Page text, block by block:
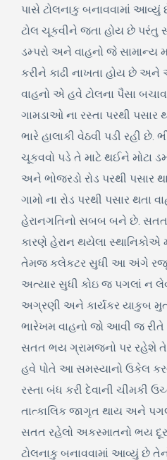
પાસે ટોલનાકુ બનાવવામાં
ટોલ ચૂકવીને જતા હોય છે પરંતુ
ડમ્પરો અને વાહનો જે સામાન્ય
કરીને કાઢી નાખતા હોય છે
વાહનો એ હવે ટોલના પૈસા
ગામડાઓ ના રસ્તા પરથી પસાર
ભારે હાલાકી વેઠવી પડી રહી છે.
ચૂકવવો પડે તે માટે થઈને મોટા
અને ભોજરડો રોડ પરથી પસાર
ગામો ના રોડ પરથી પસાર થતા
હેરાનગતિનો સબબ બને છે.
કારણે હેરાન થયેલા સ્થાનિકોએ
તેમજ કલેકટર સુધી આ અંગે
અત્યાર સુધી કોઇ જ પગલાં ન
અગ્રણી અને કાર્યકર યાકુબ
ભારેખમ વાહનો જો આવી જ
સતત ભય ગ્રામજનો પર રહેશે
હવે પોતે આ સમસ્યાનો ઉકેલ
રસ્તા બંધ કરી દેવાની ચીમકી
તાત્કાલિક જાગૃત થાય અને
સતત રહેલો અકસ્માતનો ભય
ટોલનાકુ બનાવવામાં આવ્યું છે